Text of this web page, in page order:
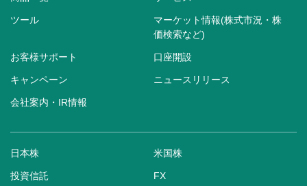
ツール
マーケット情報(株式市況・株
価検索など)
お客様サポート 口座開設
キャンペーン ニュースリリース
会社案内・IR情報
日本株 米国株
投資信託 FX